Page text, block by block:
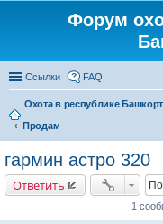
Форум
Ссылки FAQ
Охота в республике
Продам
гармин астро 320
Ответить
1